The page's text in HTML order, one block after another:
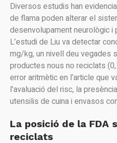
Diversos estudis han
de flama poden alterar el
desenvolupament neurològic i
L’estudi de Liu va detectar
mg/kg, un nivell deu vegades
productes nous no reciclats
error aritmètic en l’article que
l’avaluació del risc, la
utensilis de cuina i envasos
La posició de la FDA
reciclats